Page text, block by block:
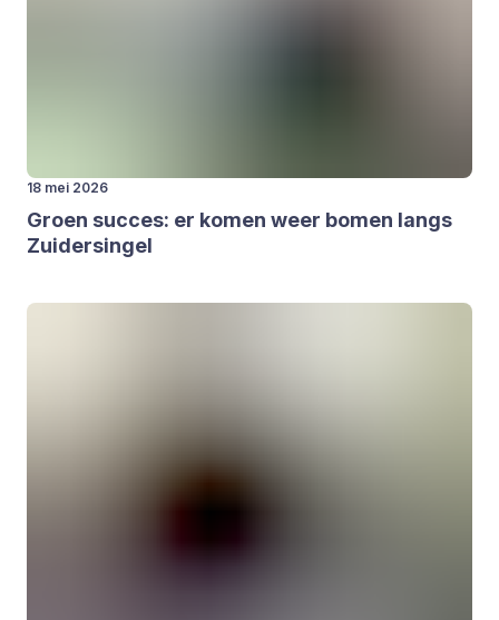
18 mei 2026
Groen suc­ces: er komen weer bomen langs
Zui­der­sin­gel